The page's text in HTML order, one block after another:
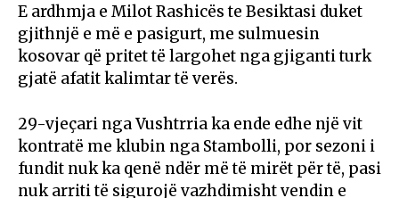
E ardhmja e Milot Rashicës te Besiktasi duket
gjithnjë e më e pasigurt, me sulmuesin
kosovar që pritet të largohet nga gjiganti turk
gjatë afatit kalimtar të verës.
29-vjeçari nga Vushtrria ka ende edhe një vit
kontratë me klubin nga Stambolli, por sezoni i
fundit nuk ka qenë ndër më të mirët për të, pasi
nuk arriti të sigurojë vazhdimisht vendin e